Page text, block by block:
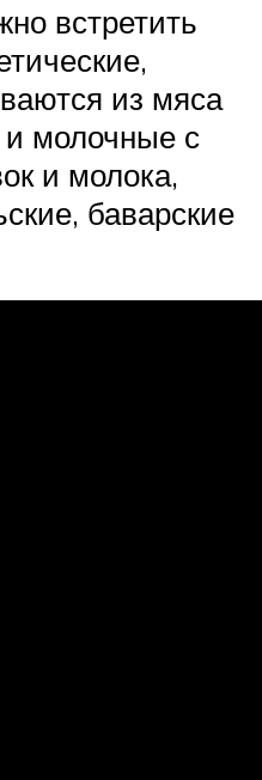
встретить
из мяса
молочные с
и молока,
баварские